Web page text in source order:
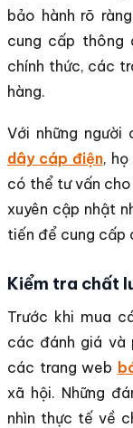
bảo hành rõ
cung cấp thông
chính thức, các
hàng.
Với những người
dây cáp điện, họ
có thể tư vấn
xuyên cập nhật
tiến để cung cấp
Kiểm tra chất
Trước khi mua
các đánh giá và
các trang web
xã hội. Những
nhìn thực tế về